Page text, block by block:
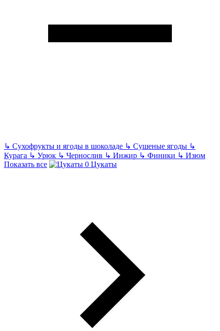
↳ Сухофрукты и ягоды в шоколаде ↳ Сушеные ягоды ↳
Курага ↳ Урюк ↳ Чернослив ↳ Инжир ↳ Финики ↳ Изюм
Показать все
Цукаты